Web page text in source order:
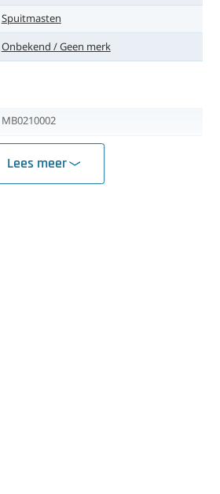
Spuitmasten
Onbekend / Geen merk
Lees meer
MB0210002
42,5 cm